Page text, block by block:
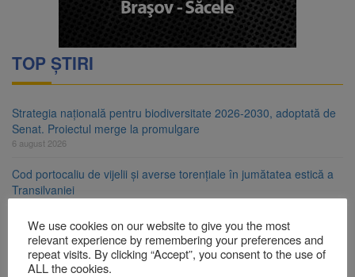
TOP ȘTIRI
Strategia națională pentru biodiversitate 2026-2030, adoptată de
Senat. Proiectul merge la promulgare
6 august 2026
Cod portocaliu de vijelii și averse torențiale în jumătatea estică a
Transilvaniei
Bărbat din Victoria, reținut după ce și-ar fi agresat soția de două
ori în câteva zile
6 august 2026
We use cookies on our website to give you the most
relevant experience by remembering your preferences and
repeat visits. By clicking “Accept”, you consent to the use of
ALL the cookies.